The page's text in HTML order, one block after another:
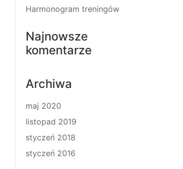
Harmonogram treningów
Najnowsze
komentarze
Archiwa
maj 2020
listopad 2019
styczeń 2018
styczeń 2016